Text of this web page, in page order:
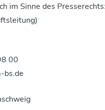
im Sinne des Presserechts:
00
bs.de